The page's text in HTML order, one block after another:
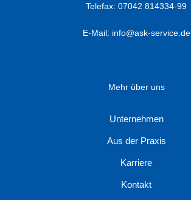
Telefax: 07042 814334-99
E-Mail: info@ask-service.de
Mehr über uns
Unternehmen
Aus der Praxis
Karriere
Kontakt